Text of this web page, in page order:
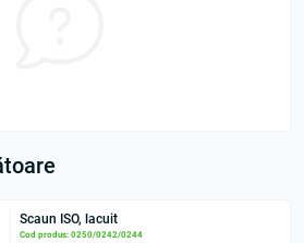
Scaun ISO, lacuit
Cod produs: 0250/0242/0244